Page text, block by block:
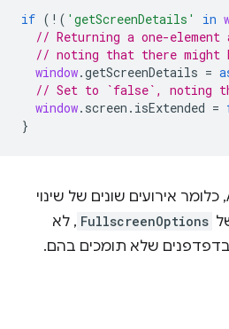
if ( ! ( 'getScreenDetails' in
// Returning a one-
// noting that there might
window.getScreenDetails =
// Set to `false`, noting
window. screen . isExtended =
}
היבטים אחרים של ה-API, כלומר אירועים שונים של שינוי
FullscreenOptions , לא
בדפדפנים שלא תומכים בהם.